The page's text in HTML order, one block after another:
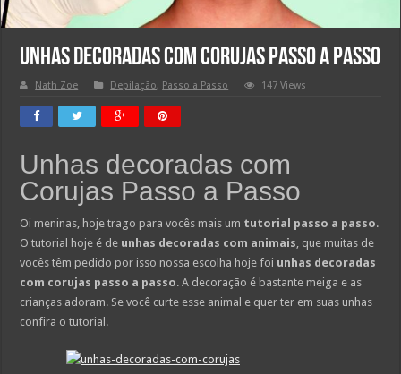
Unhas decoradas com Corujas Passo a Passo
Nath Zoe Depilação, Passo a Passo 147 Views
Unhas decoradas com
Corujas Passo a Passo
Oi meninas, hoje trago para vocês mais um tutorial passo a passo.
O tutorial hoje é de unhas decoradas com animais, que muitas de
vocês têm pedido por isso nossa escolha hoje foi unhas decoradas
com corujas passo a passo. A decoração é bastante meiga e as
crianças adoram. Se você curte esse animal e quer ter em suas unhas
confira o tutorial.